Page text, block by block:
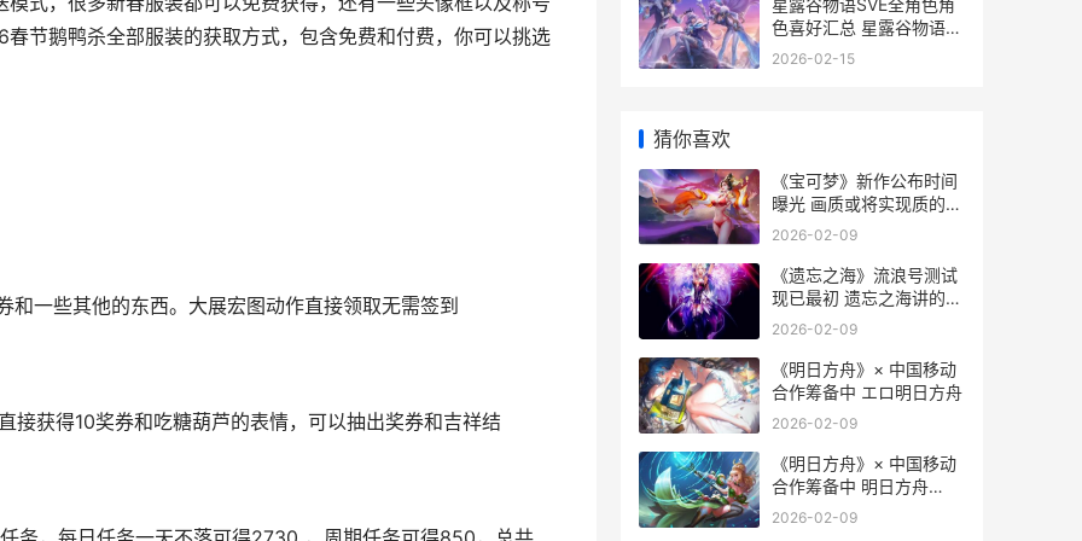
节鹅鸭杀全部服装的获取方式，包含免费和付费，你可以挑选
一些其他的东西。大展宏图动作直接领取无需签到
接获得10奖券和吃糖葫芦的表情，可以抽出奖券和吉祥结
星露谷物语SVE全角色角
色喜好汇总 星露谷物语全
部
2026-02-15
猜你喜欢
《宝可梦》新作公布时间
曝光 画质或将实现质的飞
跃 宝可梦新作发布
2026-02-09
《遗忘之海》流浪号测试
现已最初 遗忘之海讲的是
什么
2026-02-09
《明日方舟》× 中国移动
合作筹备中 エロ明日方舟
2026-02-09
《明日方舟》× 中国移动
合作筹备中 明日方舟
1400℃
2026-02-09